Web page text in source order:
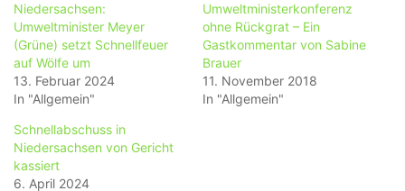
Niedersachsen:
Umweltminister Meyer
(Grüne) setzt Schnellfeuer
auf Wölfe um
13. Februar 2024
In "Allgemein"
Umweltministerkonferenz
ohne Rückgrat – Ein
Gastkommentar von Sabine
Brauer
11. November 2018
In "Allgemein"
Schnellabschuss in
Niedersachsen von Gericht
kassiert
6. April 2024